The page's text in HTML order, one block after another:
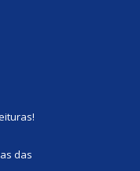
!
das